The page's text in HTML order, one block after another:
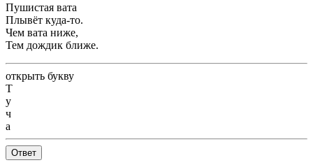
Пушистая вата
Плывёт куда-то.
Чем вата ниже,
Тем дождик ближе.
открыть букву
Т
у
ч
а
Ответ